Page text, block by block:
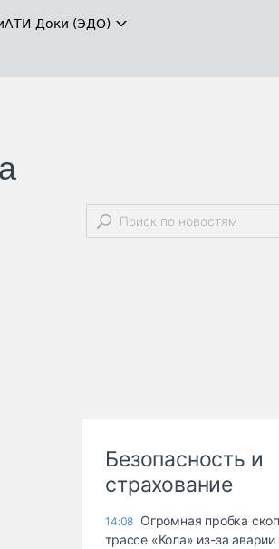
АТИ-Доки (ЭДО)
Безопасность и
страхование
14:08 Огромная пробка
трассе «Кола» из-за